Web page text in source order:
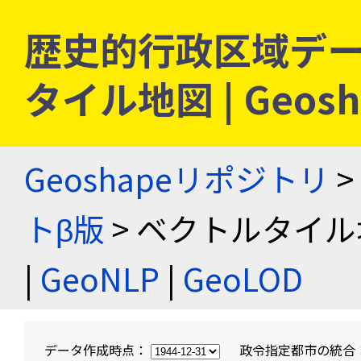
歴史的行政区域デ
タイル地図 |
Geoshapeリポジトリ >
トβ版 > ベクトルタイ
| GeoNLP | GeoLOD
データ作成時点： 政令指定都市の統